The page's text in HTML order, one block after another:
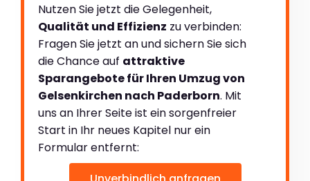
Nutzen Sie jetzt die Gelegenheit,
Qualität und Effizienz zu verbinden:
Fragen Sie jetzt an und sichern Sie sich
die Chance auf attraktive
Sparangebote für Ihren Umzug von
Gelsenkirchen nach Paderborn. Mit
uns an Ihrer Seite ist ein sorgenfreier
Start in Ihr neues Kapitel nur ein
Formular entfernt: